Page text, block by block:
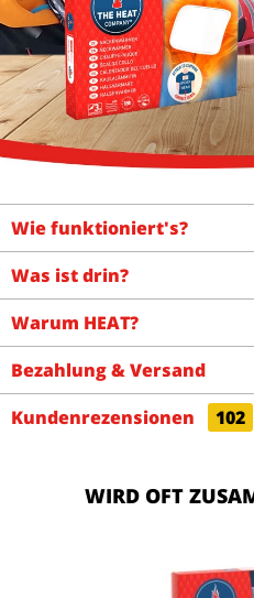
Wie funktioniert's?
Was ist drin?
Warum HEAT?
Bezahlung & Versand
Kundenrezensionen
102
WIRD OFT